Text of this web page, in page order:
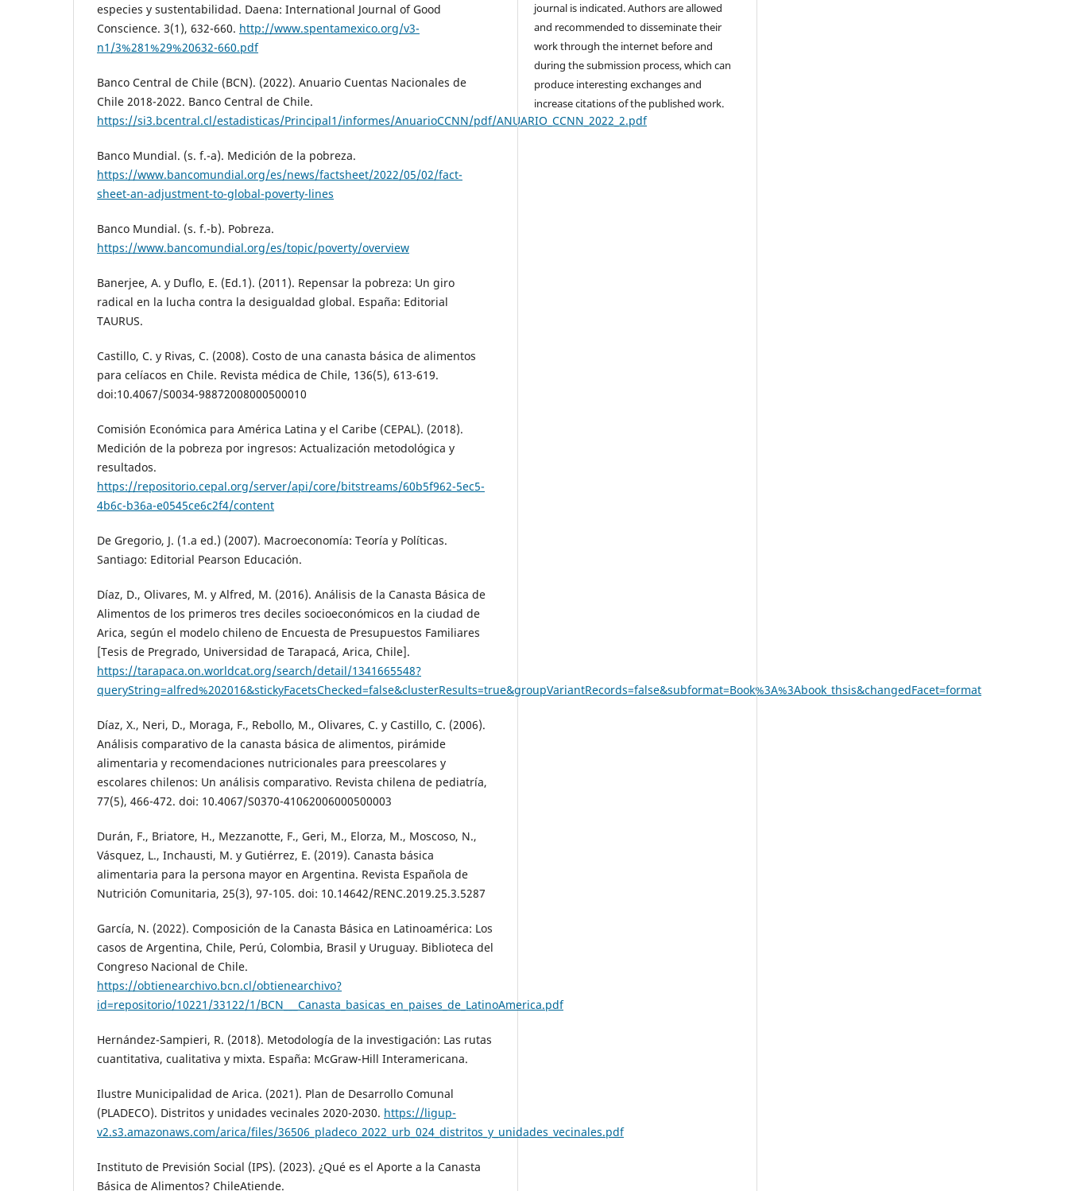
especies y sustentabilidad. Daena: International Journal of Good
Conscience. 3(1), 632-660. http://www.spentamexico.org/v3-
n1/3%281%29%20632-660.pdf
Banco Central de Chile (BCN). (2022). Anuario Cuentas Nacionales de
Chile 2018-2022. Banco Central de Chile.
https://si3.bcentral.cl/estadisticas/Principal1/informes/AnuarioCCNN/pdf/ANUARIO_CCNN_2022_2.pdf
Banco Mundial. (s. f.-a). Medición de la pobreza.
https://www.bancomundial.org/es/news/factsheet/2022/05/02/fact-
sheet-an-adjustment-to-global-poverty-lines
Banco Mundial. (s. f.-b). Pobreza.
https://www.bancomundial.org/es/topic/poverty/overview
Banerjee, A. y Duflo, E. (Ed.1). (2011). Repensar la pobreza: Un giro
radical en la lucha contra la desigualdad global. España: Editorial
TAURUS.
Castillo, C. y Rivas, C. (2008). Costo de una canasta básica de alimentos
para celíacos en Chile. Revista médica de Chile, 136(5), 613-619.
doi:10.4067/S0034-98872008000500010
Comisión Económica para América Latina y el Caribe (CEPAL). (2018).
Medición de la pobreza por ingresos: Actualización metodológica y
resultados.
https://repositorio.cepal.org/server/api/core/bitstreams/60b5f962-5ec5-
4b6c-b36a-e0545ce6c2f4/content
De Gregorio, J. (1.a ed.) (2007). Macroeconomía: Teoría y Políticas.
Santiago: Editorial Pearson Educación.
Díaz, D., Olivares, M. y Alfred, M. (2016). Análisis de la Canasta Básica de
Alimentos de los primeros tres deciles socioeconómicos en la ciudad de
Arica, según el modelo chileno de Encuesta de Presupuestos Familiares
[Tesis de Pregrado, Universidad de Tarapacá, Arica, Chile].
https://tarapaca.on.worldcat.org/search/detail/1341665548?
queryString=alfred%202016&stickyFacetsChecked=false&clusterResults=true&groupVariantRecords=false&subformat=Book%3A%3Abook_thsis&changedFacet=format
Díaz, X., Neri, D., Moraga, F., Rebollo, M., Olivares, C. y Castillo, C. (2006).
Análisis comparativo de la canasta básica de alimentos, pirámide
alimentaria y recomendaciones nutricionales para preescolares y
escolares chilenos: Un análisis comparativo. Revista chilena de pediatría,
77(5), 466-472. doi: 10.4067/S0370-41062006000500003
Durán, F., Briatore, H., Mezzanotte, F., Geri, M., Elorza, M., Moscoso, N.,
Vásquez, L., Inchausti, M. y Gutiérrez, E. (2019). Canasta básica
alimentaria para la persona mayor en Argentina. Revista Española de
Nutrición Comunitaria, 25(3), 97-105. doi: 10.14642/RENC.2019.25.3.5287
García, N. (2022). Composición de la Canasta Básica en Latinoamérica: Los
casos de Argentina, Chile, Perú, Colombia, Brasil y Uruguay. Biblioteca del
Congreso Nacional de Chile.
https://obtienearchivo.bcn.cl/obtienearchivo?
id=repositorio/10221/33122/1/BCN___Canasta_basicas_en_paises_de_LatinoAmerica.pdf
Hernández-Sampieri, R. (2018). Metodología de la investigación: Las rutas
cuantitativa, cualitativa y mixta. España: McGraw-Hill Interamericana.
Ilustre Municipalidad de Arica. (2021). Plan de Desarrollo Comunal
(PLADECO). Distritos y unidades vecinales 2020-2030. https://ligup-
v2.s3.amazonaws.com/arica/files/36506_pladeco_2022_urb_024_distritos_y_unidades_vecinales.pdf
Instituto de Previsión Social (IPS). (2023). ¿Qué es el Aporte a la Canasta
Básica de Alimentos? ChileAtiende.
journal is indicated. Authors are allowed
and recommended to disseminate their
work through the internet before and
during the submission process, which can
produce interesting exchanges and
increase citations of the published work.